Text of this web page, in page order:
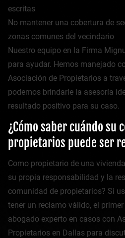
escritas
No mantener una cobertura de
zonas comunes del vecindario
Nuestro equipo en la Firma
para ayudar. Hemos manejado
Asociación de Propietarios a
podemos brindarle la asesoría
resultado positivo para su caso.
¿Cómo saber cuándo su
propietarios puede ser
Como propietario de una
su propia responsabilidad y la
comunidad de propietarios? Si
tener un reclamo válido, el
abogado experto en casos con
Propietarios en Dallas para